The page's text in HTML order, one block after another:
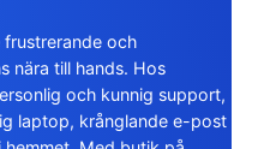
och
nära till hands. Hos
och kunnig support,
laptop, krånglande e-post